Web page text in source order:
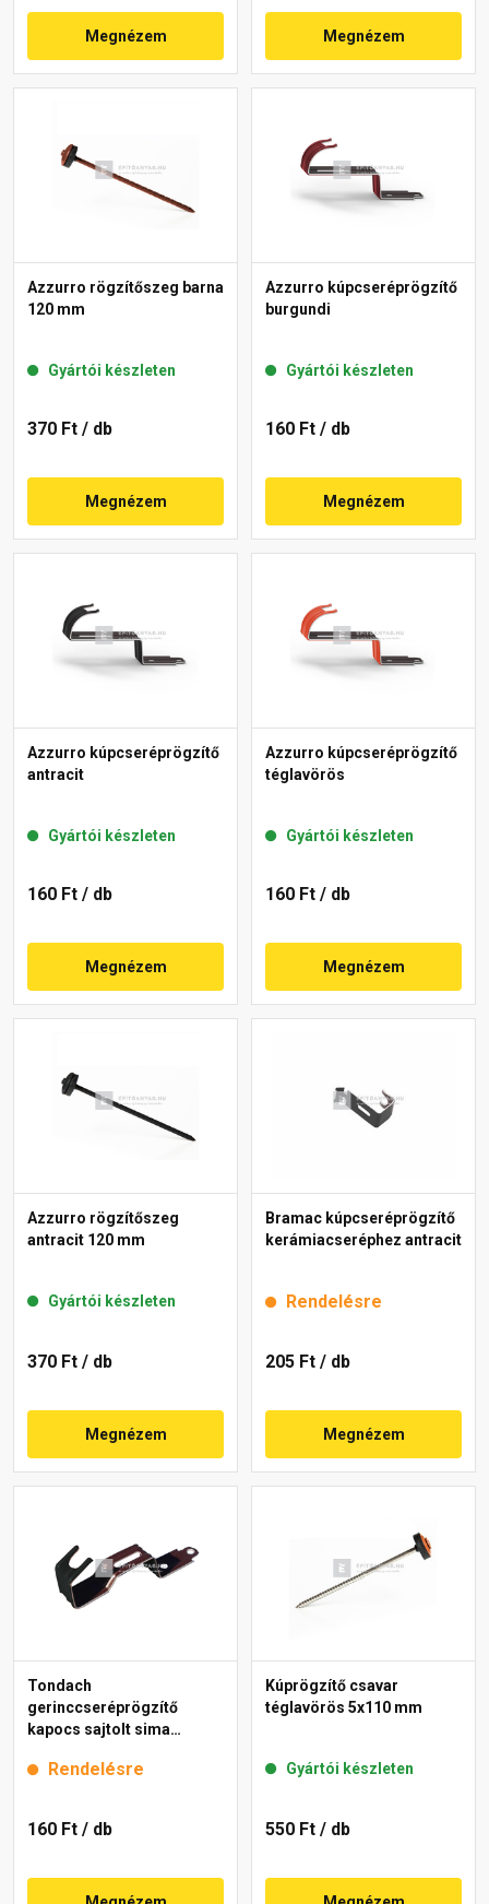
Megnézem Megnézem
Azzurro rögzítőszeg barna
120 mm
Gyártói készleten
370 Ft / db
Megnézem
Azzurro kúpcseréprögzítő
burgundi
Gyártói készleten
160 Ft / db
Megnézem
Azzurro kúpcseréprögzítő
antracit
Gyártói készleten
160 Ft / db
Megnézem
Azzurro kúpcseréprögzítő
téglavörös
Gyártói készleten
160 Ft / db
Megnézem
Azzurro rögzítőszeg
antracit 120 mm
Gyártói készleten
370 Ft / db
Megnézem
Bramac kúpcseréprögzítő
kerámiacseréphez antracit
Rendelésre
205 Ft / db
Megnézem
Tondach
gerinccseréprögzítő
kapocs sajtolt sima
Rendelésre
160 Ft / db
Kúprögzítő csavar
téglavörös 5x110 mm
Gyártói készleten
550 Ft / db